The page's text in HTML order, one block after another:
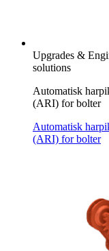
Upgrades &
solutions
Automatisk
(ARI) for bolter
Automatisk
(ARI) for bolter